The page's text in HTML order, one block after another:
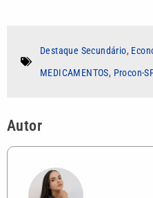
Destaque Secundário,
MEDICAMENTOS, Procon-
Autor